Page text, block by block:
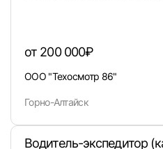
Вход по коду
от 200 000₽
ООО "Техосмотр 86"
Горно-Алтайск
Водитель-экспедитор